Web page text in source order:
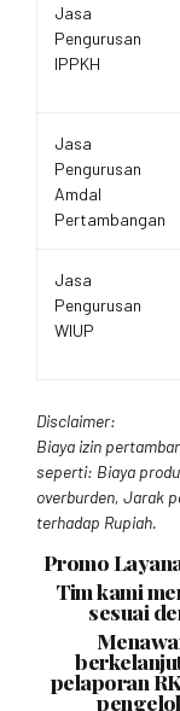
Jasa
Pengurusan
IPPKH
Jasa
Pengurusan
Amdal
Pertambangan
Jasa
Pengurusan
WIUP
Disclaimer:
Biaya izin
seperti: Biaya
overburden, Jarak
terhadap Rupiah.
Promo
Tim kami
sesuai
pelaporan